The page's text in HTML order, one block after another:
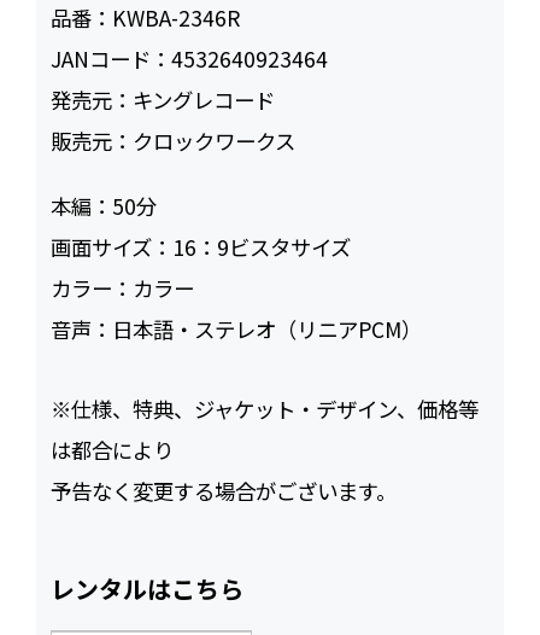
品番： KWBA-2346R
JANコード：4532640923464
発売元： キングレコード
販売元： クロックワークス
本編： 50
画面サイズ： 16：9ビスタサイズ
カラー： カラー
音声： 日本語・ステレオ（リニアPCM）
※仕様、特典、ジャケット・デザイン、価格等
は都合により
予告なく変更する場合がございます。
レンタルはこちら